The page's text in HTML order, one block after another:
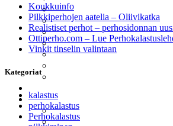
Squirmyt
Streamerit Ja Zonkkerit
Sumariperhot
Tenon Suurlohiperhot
Tinselit
Pilkit
Harjuspilkit
Järvikatkat
Koukkuinfo
Pilkkiperhojen aatelia – Oliivikatka
Realistiset perhot – perhosidonnan
Ottiperho.com – Lue
Vinkit tinselin valintaan
Kategoriat
kalastus
perhokalastus
Perhokalastus